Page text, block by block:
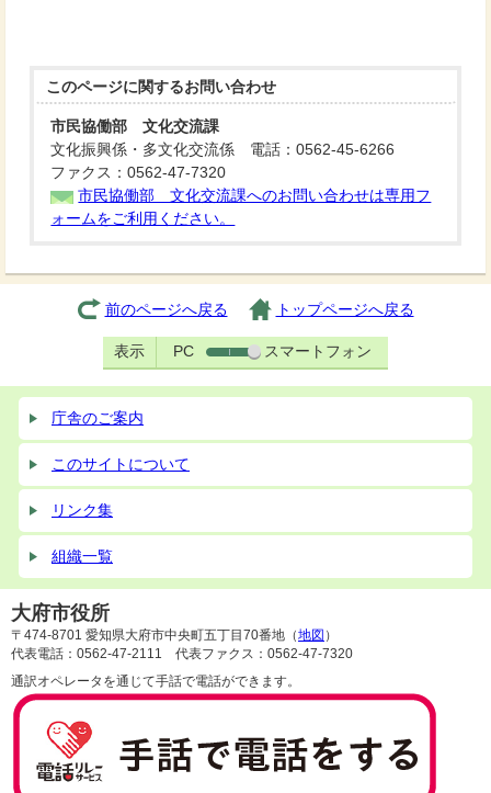
このページに関するお問い合わせ
市民協働部 文化交流課
文化振興係・多文化交流係 電話：0562-45-6266
ファクス：0562-47-7320
市民協働部 文化交流課へのお問い合わせは専用フ
ォームをご利用ください。
前のページへ戻る トップページへ戻る
表示 PC スマートフォン
庁舎のご案内
このサイトについて
リンク集
組織一覧
大府市役所
〒474-8701 愛知県大府市中央町五丁目70番地（地図 ）
代表電話：0562-47-2111 代表ファクス：0562-47-7320
通訳オペレータを通じて手話で電話ができます。